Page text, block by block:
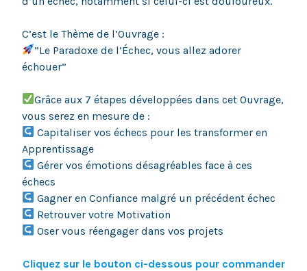
C’est le Thème de l’Ouvrage :
”Le Paradoxe de l’Échec, vous allez adorer
échouer”
Grâce aux 7 étapes développées dans cet Ouvrage,
vous serez en mesure de :
Capitaliser vos échecs pour les transformer en
Apprentissage
Gérer vos émotions désagréables face à ces
échecs
Gagner en Confiance malgré un précédent échec
Retrouver votre Motivation
Oser vous réengager dans vos projets
Cliquez sur le bouton ci-dessous pour commander